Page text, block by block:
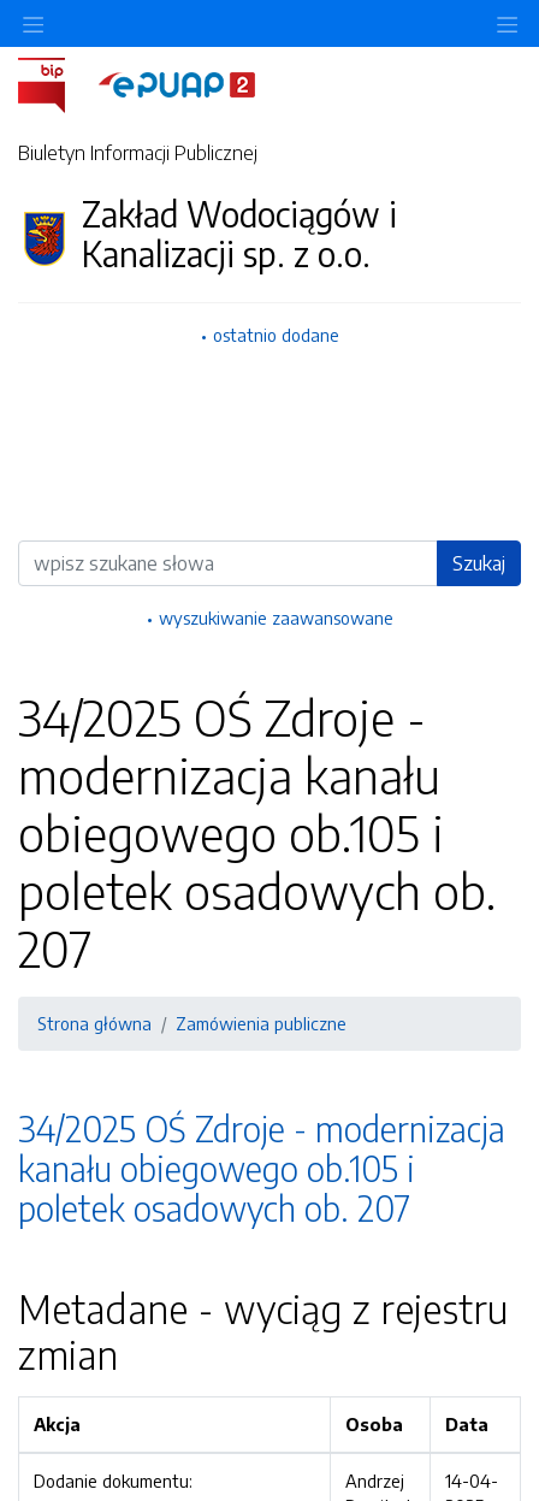
Biuletyn Informacji Publicznej
Zakład Wodociągów i
Kanalizacji sp. z o.o.
ostatnio dodane
Wyszukiwarka Szukaj
wyszukiwanie zaawansowane
34/2025 OŚ Zdroje -
modernizacja kanału
obiegowego ob.105 i
poletek osadowych ob.
207
Strona główna Zamówienia publiczne
34/2025 OŚ Zdroje - modernizacja
kanału obiegowego ob.105 i
poletek osadowych ob. 207
Metadane - wyciąg z rejestru
zmian
Akcja Osoba Data
Dodanie dokumentu:
Andrzej
14-04-